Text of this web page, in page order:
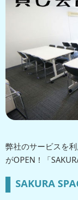
弊社のサービスを
がOPEN！「
SAKURA